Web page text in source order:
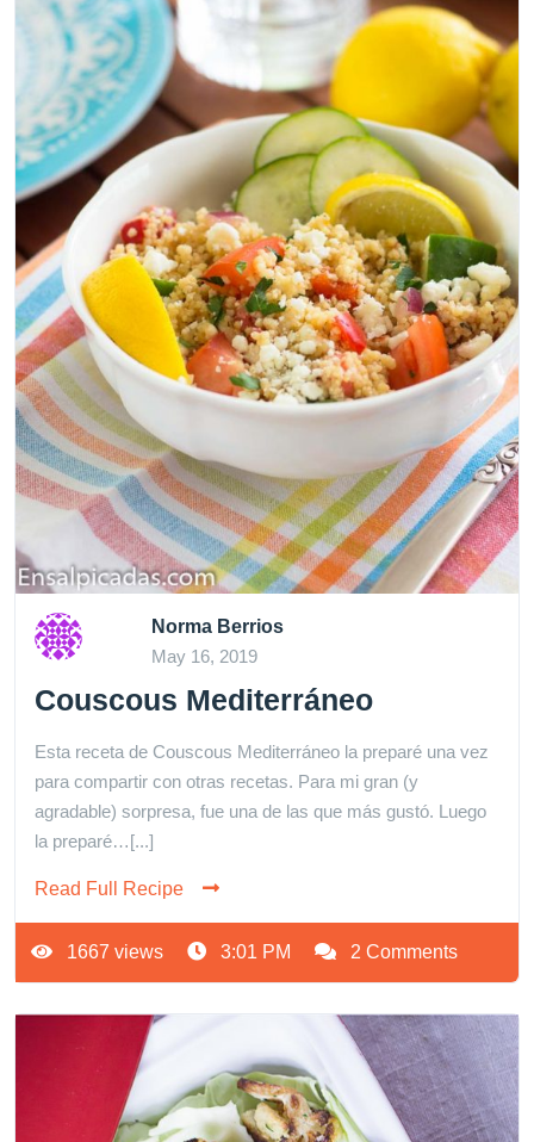
Norma Berrios
May 16, 2019
Couscous Mediterráneo
Esta receta de Couscous Mediterráneo la preparé una vez
para compartir con otras recetas. Para mi gran (y
agradable) sorpresa, fue una de las que más gustó. Luego
la preparé…[...]
Read Full Recipe
1667 views 3:01 PM 2 Comments